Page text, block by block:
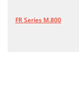
FR Series M.800